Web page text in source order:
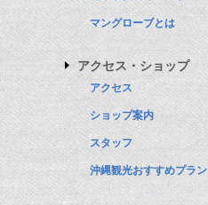
マングローブとは
アクセス・ショップ
アクセス
ショップ案内
スタッフ
沖縄観光おすすめプラン